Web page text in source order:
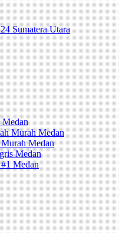
Sumatera Utara
Medan
Murah Medan
Medan
Medan
Medan